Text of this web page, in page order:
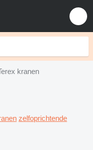
kranen
zelfoprichtende